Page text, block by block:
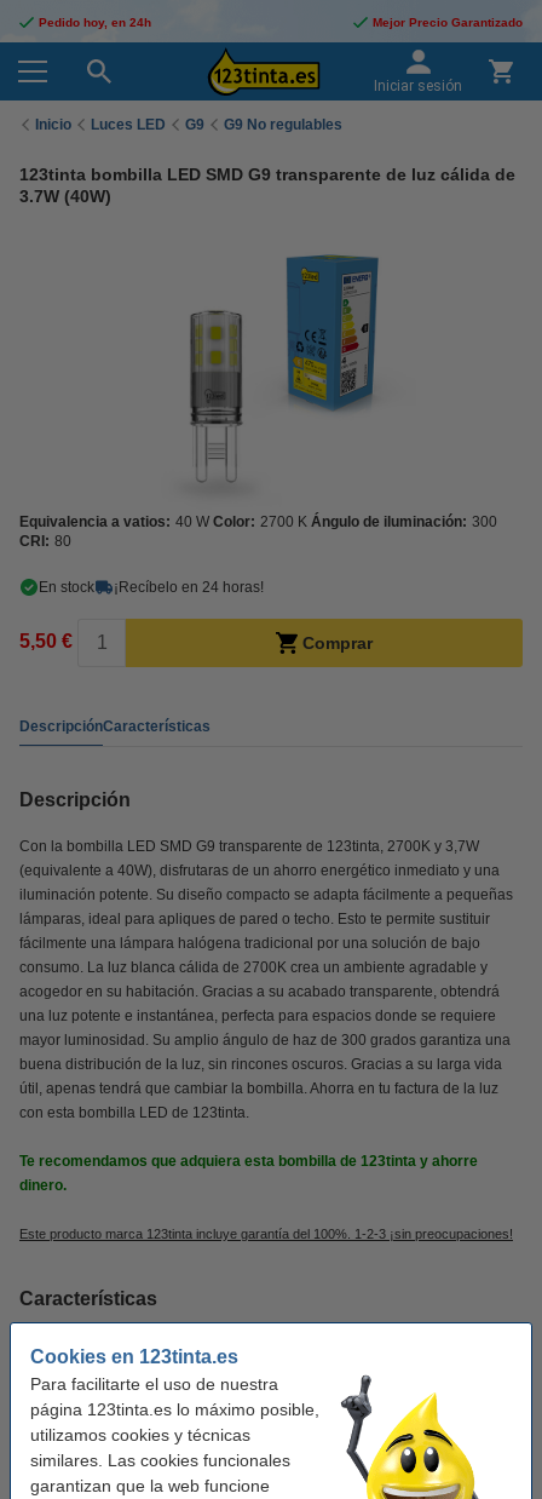
Cookies en 123tinta.es
Para facilitarte el uso de nuestra
página 123tinta.es lo máximo posible,
utilizamos cookies y técnicas
similares. Las cookies funcionales
garantizan que la web funcione
Pedido hoy, en 24h Mejor Precio Garantizado
Iniciar sesión
Inicio Luces LED G9 G9 No regulables
123tinta bombilla LED SMD G9 transparente de luz cálida de
3.7W (40W)
Equivalencia a vatios: 40 W Color: 2700 K Ángulo de iluminación: 300
CRI: 80
En stock ¡Recíbelo en 24 horas!
5,50 € Comprar
DescripciónCaracterísticas
Descripción
Con la bombilla LED SMD G9 transparente de 123tinta, 2700K y 3,7W
(equivalente a 40W), disfrutaras de un ahorro energético inmediato y una
iluminación potente. Su diseño compacto se adapta fácilmente a pequeñas
lámparas, ideal para apliques de pared o techo. Esto te permite sustituir
fácilmente una lámpara halógena tradicional por una solución de bajo
consumo. La luz blanca cálida de 2700K crea un ambiente agradable y
acogedor en su habitación. Gracias a su acabado transparente, obtendrá
una luz potente e instantánea, perfecta para espacios donde se requiere
mayor luminosidad. Su amplio ángulo de haz de 300 grados garantiza una
buena distribución de la luz, sin rincones oscuros. Gracias a su larga vida
útil, apenas tendrá que cambiar la bombilla. Ahorra en tu factura de la luz
con esta bombilla LED de 123tinta.
Te recomendamos que adquiera esta bombilla de 123tinta y ahorre
dinero.
Este producto marca 123tinta incluye garantía del 100%. 1-2-3 ¡sin preocupaciones!
Características
Equivalencia a vatios: 40 W
Color: 2700 K
Ángulo de iluminación: 300
CRI: 80